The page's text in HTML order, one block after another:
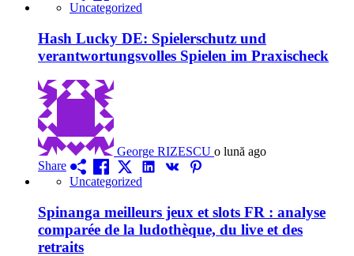
Uncategorized
Hash Lucky DE: Spielerschutz und
verantwortungsvolles Spielen im Praxischeck
George RIZESCU o lună ago
Share
Uncategorized
Spinanga meilleurs jeux et slots FR : analyse
comparée de la ludothèque, du live et des
retraits